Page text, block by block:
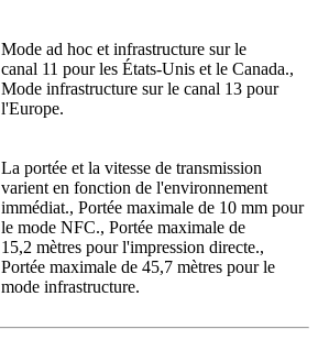
Mode ad hoc et infrastructure sur le
canal 11 pour les États-Unis et le Canada.,
Mode infrastructure sur le canal 13 pour
l'Europe.
La portée et la vitesse de transmission
varient en fonction de l'environnement
immédiat., Portée maximale de 10 mm pour
le mode NFC., Portée maximale de
15,2 mètres pour l'impression directe.,
Portée maximale de 45,7 mètres pour le
mode infrastructure.